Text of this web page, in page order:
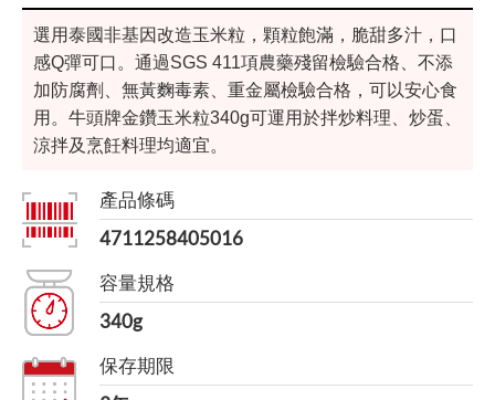
選用泰國非基因改造玉米粒，顆粒飽滿，脆甜多汁，口
感Q彈可口。通過SGS 411項農藥殘留檢驗合格、不添
加防腐劑、無黃麴毒素、重金屬檢驗合格，可以安心食
用。牛頭牌金鑽玉米粒340g可運用於拌炒料理、炒蛋、
涼拌及烹飪料理均適宜。
產品條碼
4711258405016
容量規格
340g
保存期限